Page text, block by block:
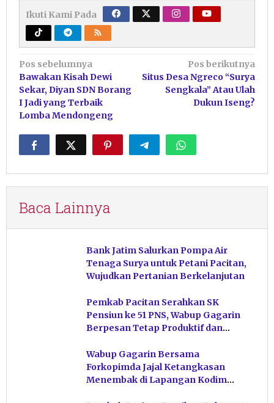
Ikuti Kami Pada
Navigasi
pos
Pos sebelumnya
Bawakan Kisah Dewi
Sekar, Diyan SDN Borang
I Jadi yang Terbaik
Lomba Mendongeng
Pos berikutnya
Situs Desa Ngreco “Surya
Sengkala” Atau Ulah
Dukun Iseng?
Baca Lainnya
Bank Jatim Salurkan Pompa Air
Tenaga Surya untuk Petani Pacitan,
Wujudkan Pertanian Berkelanjutan
Pemkab Pacitan Serahkan SK
Pensiun ke 51 PNS, Wabup Gagarin
Berpesan Tetap Produktif dan
Wabup Gagarin Bersama
Forkopimda Jajal Ketangkasan
Menembak di Lapangan Kodim